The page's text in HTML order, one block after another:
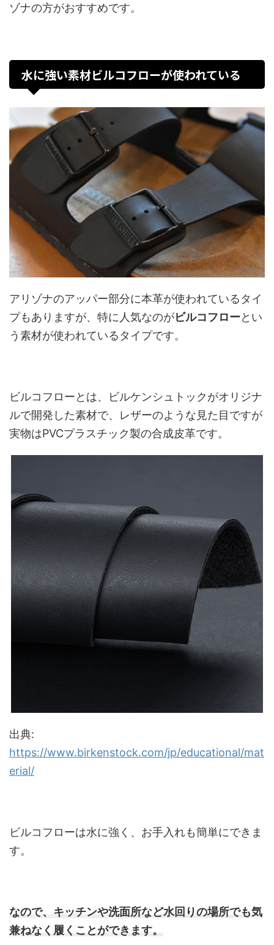
ゾナの方がおすすめです。
水に強い素材ビルコフローが使われている
アリゾナのアッパー部分に本革が使われているタイ
プもありますが、特に人気なのがビルコフローとい
う素材が使われているタイプです。
ビルコフローとは、ビルケンシュトックがオリジナ
ルで開発した素材で、レザーのような見た目ですが
実物はPVCプラスチック製の合成皮革です。
出典:
https://www.birkenstock.com/jp/educational/mat
erial/
ビルコフローは水に強く、お手入れも簡単にできま
す。
なので、キッチンや洗面所など水回りの場所でも気
兼ねなく履くことができます。